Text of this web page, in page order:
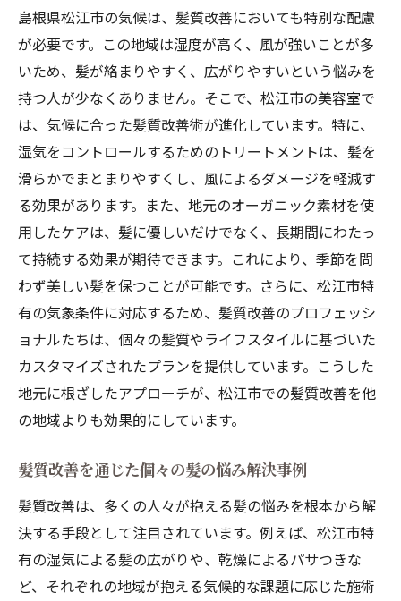
島根県松江市の気候は、髪質改善においても特別な配慮
が必要です。この地域は湿度が高く、風が強いことが多
いため、髪が絡まりやすく、広がりやすいという悩みを
持つ人が少なくありません。そこで、松江市の美容室で
は、気候に合った髪質改善術が進化しています。特に、
湿気をコントロールするためのトリートメントは、髪を
滑らかでまとまりやすくし、風によるダメージを軽減す
る効果があります。また、地元のオーガニック素材を使
用したケアは、髪に優しいだけでなく、長期間にわたっ
て持続する効果が期待できます。これにより、季節を問
わず美しい髪を保つことが可能です。さらに、松江市特
有の気象条件に対応するため、髪質改善のプロフェッシ
ョナルたちは、個々の髪質やライフスタイルに基づいた
カスタマイズされたプランを提供しています。こうした
地元に根ざしたアプローチが、松江市での髪質改善を他
の地域よりも効果的にしています。
髪質改善を通じた個々の髪の悩み解決事例
髪質改善は、多くの人々が抱える髪の悩みを根本から解
決する手段として注目されています。例えば、松江市特
有の湿気による髪の広がりや、乾燥によるパサつきな
ど、それぞれの地域が抱える気候的な課題に応じた施術